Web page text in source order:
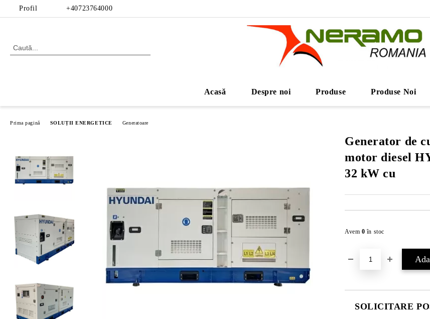
Profil +40723764000
Acasă Despre noi Produse Produse Noi
Prima pagină SOLUȚII ENERGETICE Generatoare
Generator de
motor diesel
32 kW cu
Avem 0 în stoc
SOLICITARE